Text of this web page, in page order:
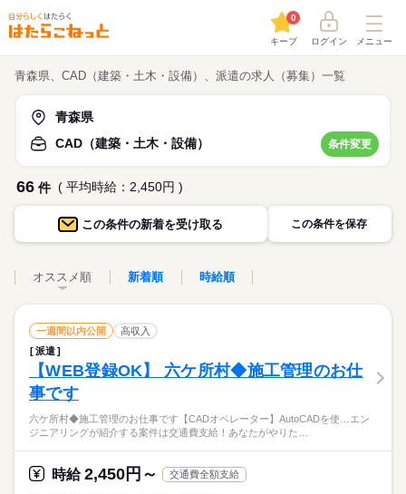
キープ
0
ログイン メニュー
青森県、CAD（建築・土木・設備）、派遣の求人（募集）一覧
青森県
CAD（建築・土木・設備）
条件変更
66 件 ( 平均時給：2,450円 )
この条件の新着を受け取る この条件を保存
オススメ順 新着順 時給順
一週間以内公開
高収入
派遣
【WEB登録OK】 六ケ所村◆施工管理のお仕
事です
六ケ所村◆施工管理のお仕事です【CADオペレーター】AutoCADを使…エン
ジニアリングが紹介する案件は交通費支給！あなたがやりた…
時給2,450円～ 交通費全額支給